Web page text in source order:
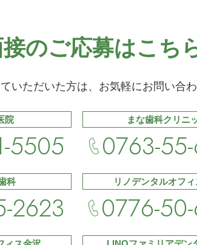
のご応募はこち
いただいた方は、お気軽にお問い合わ
院
5505
まな歯科クリニ
0763-
科
2623
リノデンタルオフ
0776-